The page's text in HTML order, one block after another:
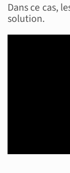
Dans ce cas,
solution.